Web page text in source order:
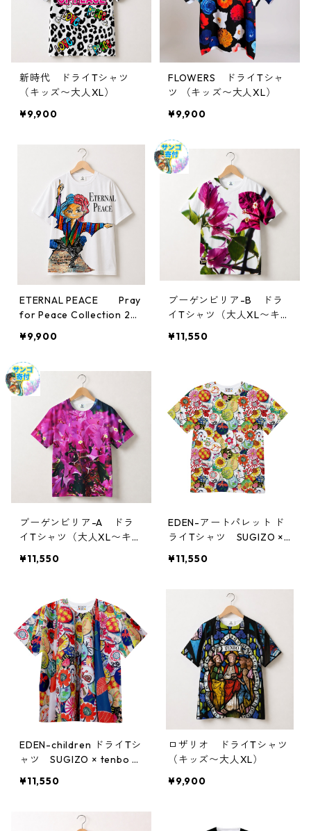
新時代 ドライTシャツ
（キッズ〜大人XL）
¥9,900
FLOWERS ドライTシャ
ツ （キッズ〜大人XL）
¥9,900
ETERNAL PEACE Pray
for Peace Collection 20
¥9,900
ブーゲンビリア-B ドラ
イTシャツ（大人XL〜キッ
¥11,550
ブーゲンビリア-A ドラ
イTシャツ（大人XL〜キッ
¥11,550
EDEN-アートパレット ド
ライTシャツ SUGIZO × t
¥11,550
EDEN-children ドライTシ
ャツ SUGIZO × tenbo ×
¥11,550
ロザリオ ドライTシャツ
（キッズ〜大人XL）
¥9,900